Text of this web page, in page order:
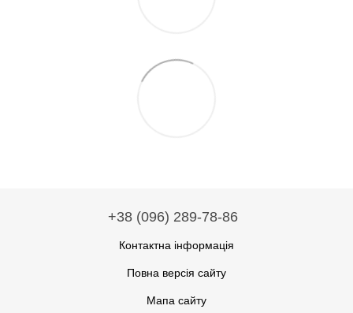
+38 (096) 289-78-86
Контактна інформація
Повна версія сайту
Мапа сайту